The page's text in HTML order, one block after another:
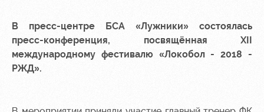
Арена
Организация
мероприятий
Старт
Локо-Лето
для
болельщиков
В пресс-центре БСА «Лужники» состоялась
пресс-конференция, посвящённая XII
международному фестивалю «Локобол - 2018 -
РЖД».